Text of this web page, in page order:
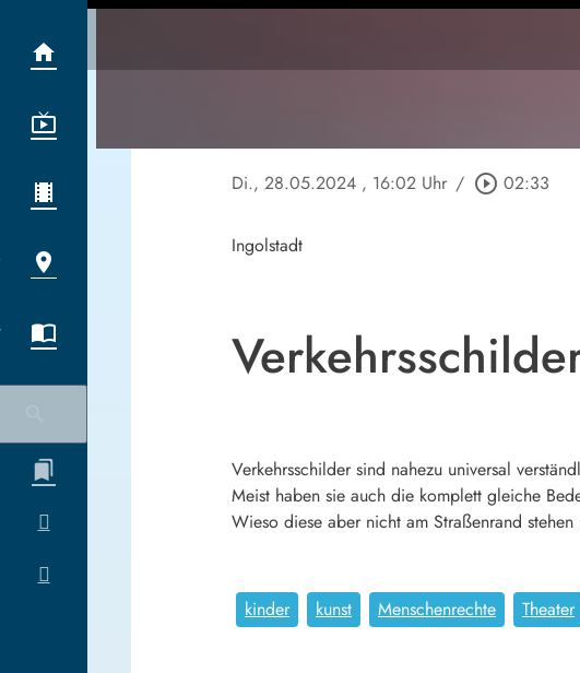
Di., 28.05.2024 , 16:02 Uhr / play_circle_outline 02:33
Ingolstadt
Verkehrsschilder sind nahezu universal
Meist haben sie auch die komplett gleiche
Wieso diese aber nicht am Straßenrand
kinder kunst Menschenrechte Theater